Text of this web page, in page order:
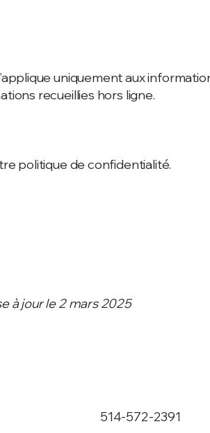
uniquement aux
recueillies hors ligne.
politique de confidentialité.
à jour le 2 mars 2025
514-572-2391